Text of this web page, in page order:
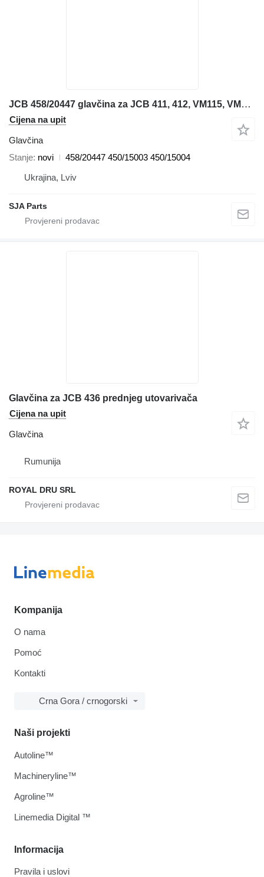
JCB 458/20447 glavčina za JCB 411, 412, VM115, VM132 prednjeg utovarivača
Cijena na upit
Glavčina
Stanje novi
458/20447 450/15003 450/15004
Ukrajina, Lviv
SJA Parts
Glavčina za JCB 436 prednjeg utovarivača
Cijena na upit
Glavčina
Rumunija
ROYAL DRU SRL
Kompanija
O nama
Pomoć
Kontakti
Crna Gora / crnogorski
Informacija
Pravila i uslovi
Naši projekti
Autoline™
Machineryline™
Agroline™
Linemedia Digital ™